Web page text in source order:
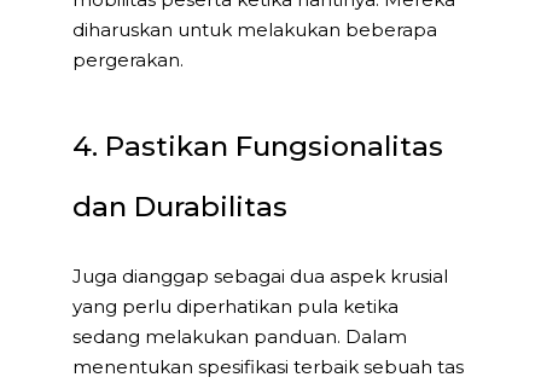
diharuskan untuk melakukan beberapa
pergerakan.
4. Pastikan Fungsionalitas
dan Durabilitas
Juga dianggap sebagai dua aspek krusial
yang perlu diperhatikan pula ketika
sedang melakukan panduan. Dalam
menentukan spesifikasi terbaik sebuah tas